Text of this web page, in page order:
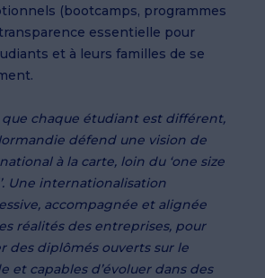
(bootcamps, programmes
essentielle pour
et à leurs familles de se
que chaque étudiant est différent,
défend une vision de
à la carte, loin du ‘one size
Une internationalisation
accompagnée et alignée
réalités des entreprises, pour
des diplômés ouverts sur le
et capables d’évoluer dans des